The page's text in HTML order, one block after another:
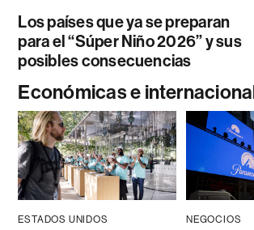
Los países que ya se preparan
para el “Súper Niño 2026” y sus
posibles consecuencias
Económicas e
ESTADOS UNIDOS NEGOCIOS